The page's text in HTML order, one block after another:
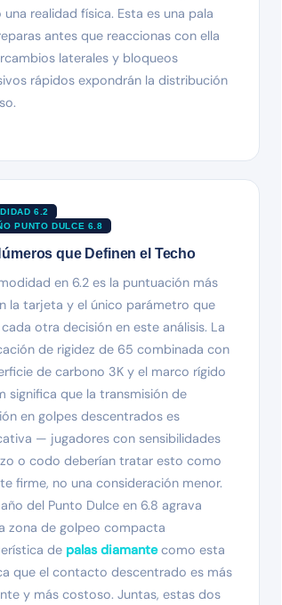
una realidad física. Esta es una pala
antes que reaccionas con ella
laterales y bloqueos
rápidos expondrán la distribución
6.2
PUNTO DULCE 6.8
que Definen el Techo
en 6.2 es la puntuación más
la tarjeta y el único parámetro que
otra decisión en este análisis. La
de rigidez de 65 combinada con
de carbono 3K y el marco rígido
significa que la transmisión de
en golpes descentrados es
— jugadores con sensibilidades
o codo deberían tratar esto como
firme, no una consideración menor.
del Punto Dulce en 6.8 agrava
zona de golpeo compacta
de palas diamantecomo esta
que el contacto descentrado es más
y más costoso. Juntas, estas dos